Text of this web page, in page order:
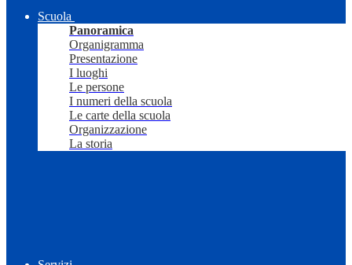
Scuola
Panoramica
Organigramma
Presentazione
I luoghi
Le persone
I numeri della scuola
Le carte della scuola
Organizzazione
La storia